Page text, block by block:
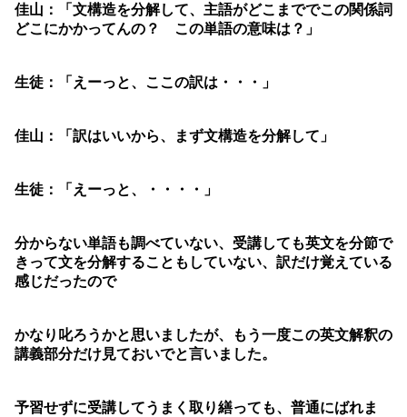
佳山：「文構造を分解して、主語がどこまででこの関係詞
どこにかかってんの？ この単語の意味は？」
生徒：「えーっと、ここの訳は・・・」
佳山：「訳はいいから、まず文構造を分解して」
生徒：「えーっと、・・・・」
分からない単語も調べていない、受講しても英文を分節で
きって文を分解することもしていない、訳だけ覚えている
感じだったので
かなり叱ろうかと思いましたが、もう一度この英文解釈の
講義部分だけ見ておいでと言いました。
予習せずに受講してうまく取り繕っても、普通にばれま